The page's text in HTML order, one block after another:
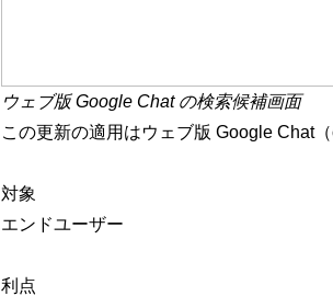
ウェブ版 Google Chat の検索候補画面
この更新の適用はウェブ版 Google Chat
対象
エンドユーザー
利点